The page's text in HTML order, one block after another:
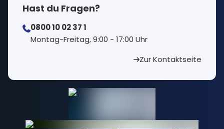
Hast du Fragen?
0800 10 02 37 1
⁠Montag-Freitag, 9:00 - 17:00 Uhr
Zur Kontaktseite